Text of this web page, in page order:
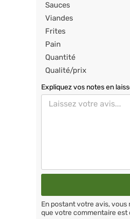
Sauces
Viandes
Frites
Pain
Quantité
Qualité/prix
Expliquez vos notes en
En postant votre avis,
que votre commentaire est